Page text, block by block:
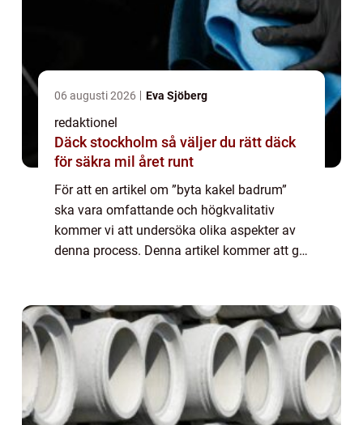
06 augusti 2026 Eva Sjöberg
redaktionel
Däck stockholm så väljer du rätt däck
för säkra mil året runt
För att en artikel om ”byta kakel badrum”
ska vara omfattande och högkvalitativ
kommer vi att undersöka olika aspekter av
denna process. Denna artikel kommer att ge